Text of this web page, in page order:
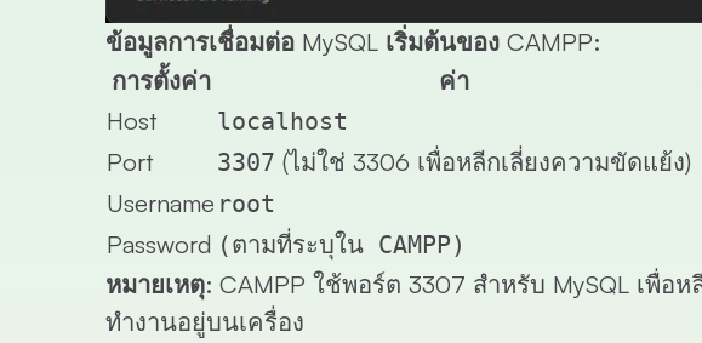
ข้อมูลการเชื่อมต่อ MySQL เริ่มต้นของ CAMPP:
การตั้งค่า
ค่า
Host
localhost
Port 3307 (ไม่ใช่ 3306 เพื่อหลีกเลี่ยงความขัดแย้ง)
Username root
Password (ตามที่ระบุใน CAMPP)
หมายเหตุ: CAMPP ใช้พอร์ต 3307 สำหรับ MySQL เพื่อ
ทำงานอยู่บนเครื่อง